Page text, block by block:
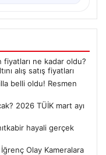
fiyatları ne kadar oldu?
alış satış fiyatları
belli oldu! Resmen
2026 TÜİK mart ayı
hayali gerçek
Olay Kameralara